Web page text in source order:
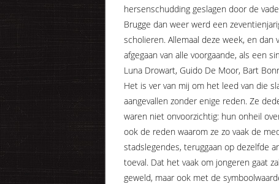
hersenschudding geslagen door de
Brugge dan weer werd een
scholieren. Allemaal deze week, en
afgegaan van alle voorgaande, als een
Luna Drowart, Guido De Moor, Bart
Het is ver van mij om het leed van die
aangevallen zonder enige reden. Ze
waren niet onvoorzichtig: hun onheil
ook de reden waarom ze zo vaak de
stadslegendes, teruggaan op dezelfde
toeval. Dat het vaak om jongeren gaat
geweld, maar ook met de